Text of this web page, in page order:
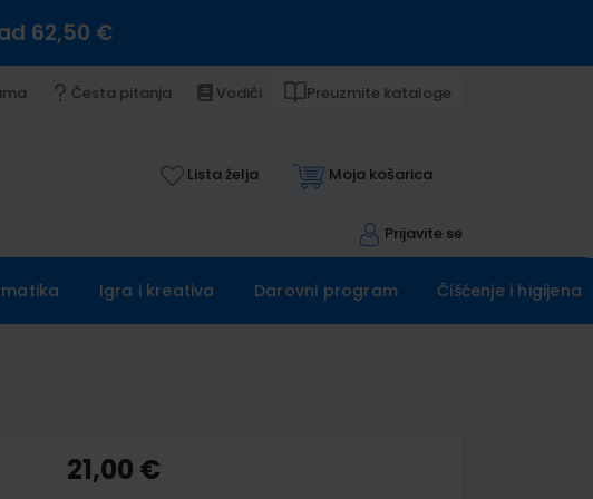
62,50 €
Česta pitanja Vodiči Preuzmite kataloge
Lista želja Moja košarica
Prijavite se
Igra i kreativa Darovni program Čišćenje i higijena
21,00 €